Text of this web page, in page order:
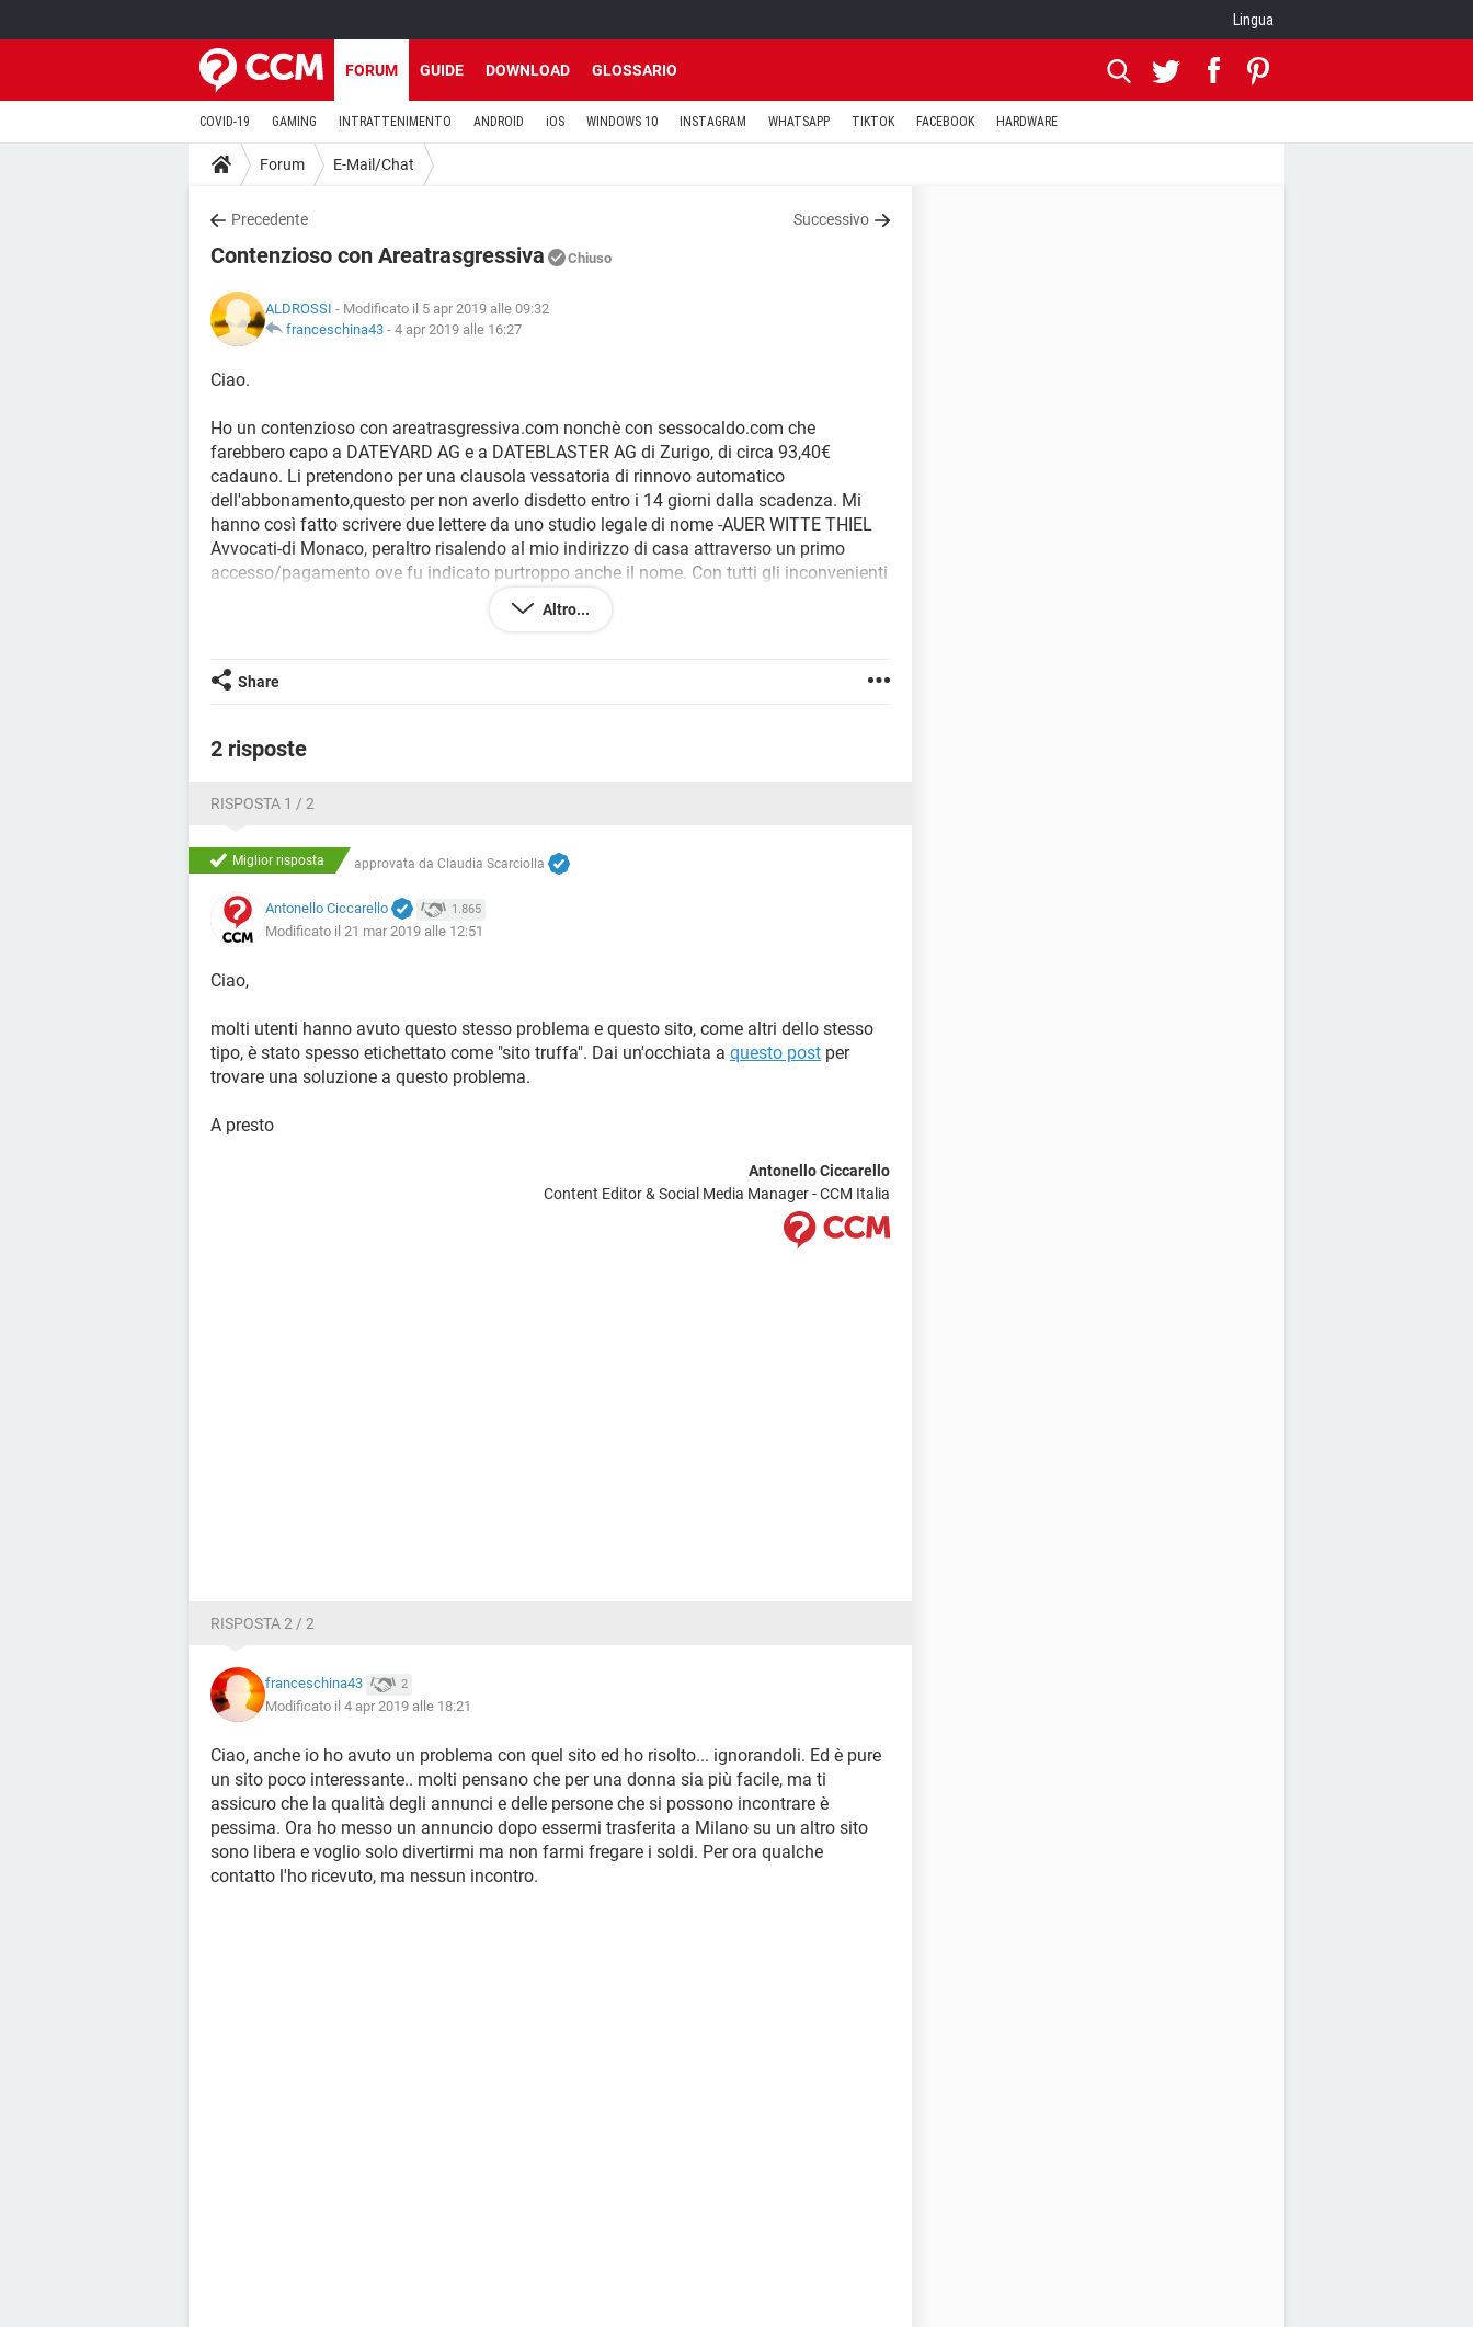
Lingua
FORUM GUIDE DOWNLOAD GLOSSARIO
COVID-19 GAMING INTRATTENIMENTO ANDROID iOS WINDOWS 10 INSTAGRAM WHATSAPP TIKTOK FACEBOOK HARDWARE
Forum E-Mail/Chat
Precedente Successivo
Contenzioso con Areatrasgressiva Chiuso
ALDROSSI - Modificato il 5 apr 2019 alle 09:32
franceschina43 - 4 apr 2019 alle 16:27
Ciao.
Ho un contenzioso con areatrasgressiva.com nonchè con sessocaldo.com che
farebbero capo a DATEYARD AG e a DATEBLASTER AG di Zurigo, di circa 93,40€
cadauno. Li pretendono per una clausola vessatoria di rinnovo automatico
dell'abbonamento,questo per non averlo disdetto entro i 14 giorni dalla scadenza. Mi
hanno così fatto scrivere due lettere da uno studio legale di nome -AUER WITTE THIEL
Avvocati-di Monaco, peraltro risalendo al mio indirizzo di casa attraverso un primo
accesso/pagamento ove fu indicato purtroppo anche il nome. Con tutti gli inconvenienti
Autorità
tedesche ed europee). Ossia che il sito doveva evidenziare in modo chiaro e
abbonamento fosse a rinnovo automatico e non poteva porre ostacoli all'esercizio dei
diritti contrattuali dei consumatori, con riferimento in particolare alla disdetta del
consumatori.. Purtroppo continuano a scrivermi e a minacciare il recupero coatto per vie
C'è qualcuno che riesce a consigliarmi cosa fare?
Altro...
Share
2 risposte
RISPOSTA 1 / 2
Miglior risposta approvata da Claudia Scarciolla
Antonello Ciccarello 1.865
Modificato il 21 mar 2019 alle 12:51
Ciao,
molti utenti hanno avuto questo stesso problema e questo sito, come altri dello stesso
tipo, è stato spesso etichettato come "sito truffa". Dai un'occhiata a questo post per
trovare una soluzione a questo problema.
A presto
Antonello Ciccarello
Content Editor & Social Media Manager - CCM Italia
RISPOSTA 2 / 2
franceschina43 2
Modificato il 4 apr 2019 alle 18:21
Ciao, anche io ho avuto un problema con quel sito ed ho risolto... ignorandoli. Ed è pure
un sito poco interessante.. molti pensano che per una donna sia più facile, ma ti
assicuro che la qualità degli annunci e delle persone che si possono incontrare è
pessima. Ora ho messo un annuncio dopo essermi trasferita a Milano su un altro sito
sono libera e voglio solo divertirmi ma non farmi fregare i soldi. Per ora qualche
contatto l'ho ricevuto, ma nessun incontro.